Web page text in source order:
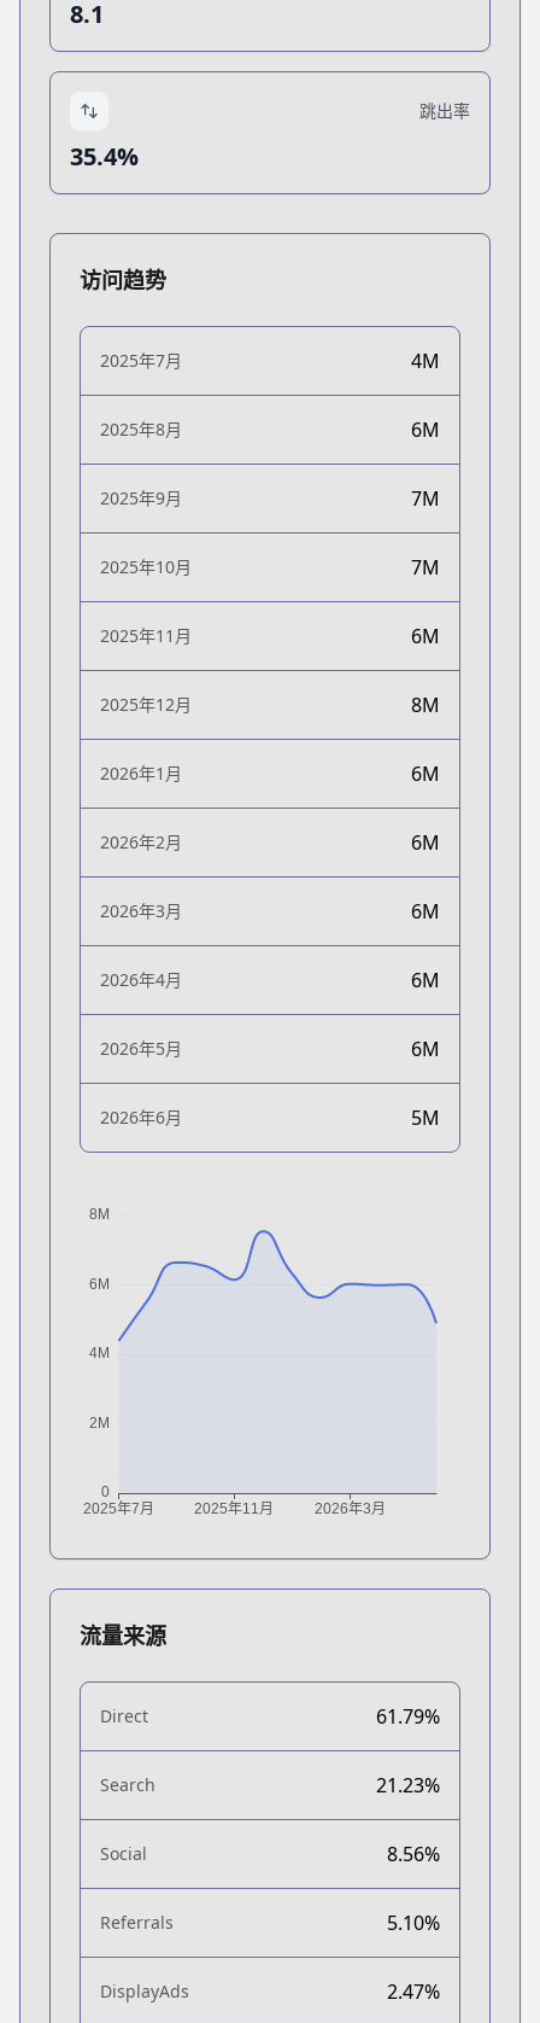
8.1
跳出率
35.4%
访问趋势
2025年7月 4M
2025年8月 6M
2025年9月 7M
2025年10月 7M
2025年11月 6M
2025年12月 8M
2026年1月 6M
2026年2月 6M
2026年3月 6M
2026年4月 6M
2026年5月 6M
2026年6月 5M
流量来源
Direct 61.79%
Search 21.23%
Social 8.56%
Referrals 5.10%
DisplayAds 2.47%